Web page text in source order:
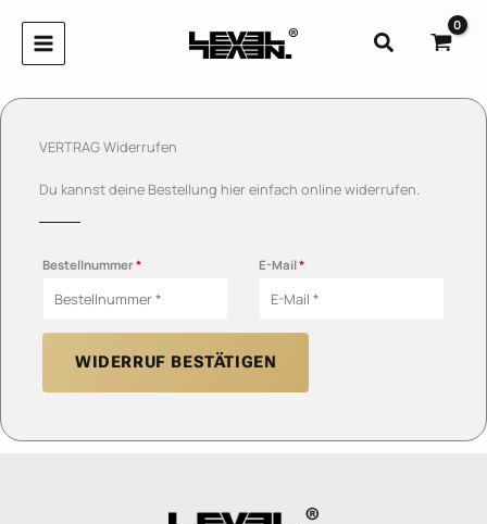
Inhalt
springen
Suchen
VERTRAG Widerrufen
Du kannst deine Bestellung hier einfach online widerrufen.
Bestellnummer* E-Mail*
WIDERRUF BESTÄTIGEN